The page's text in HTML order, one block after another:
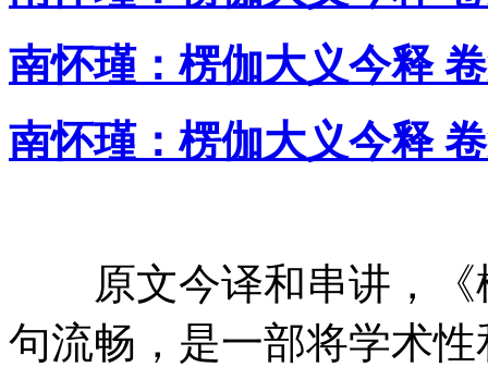
南怀瑾：楞伽大义今释
南怀瑾：楞伽大义今释
原文今译和串讲，《
句流畅，是一部将学术